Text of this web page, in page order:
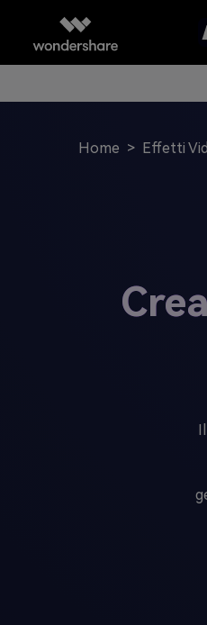
Home > Effetti